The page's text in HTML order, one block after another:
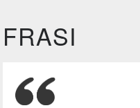
FRASI